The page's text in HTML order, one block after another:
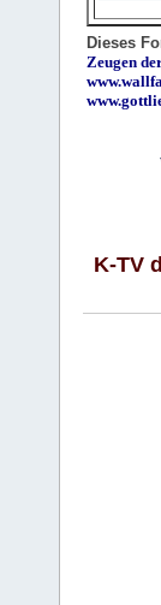
Dieses
Zeugen
K-TV